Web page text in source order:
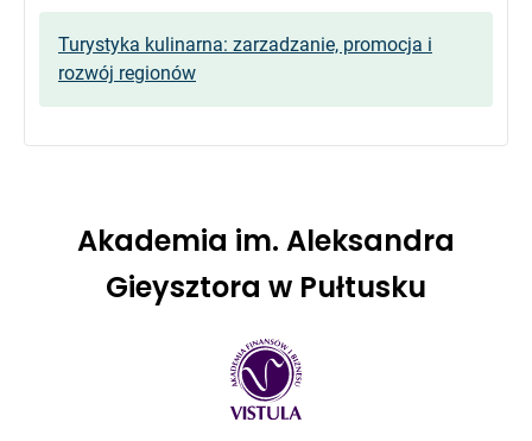
Turystyka kulinarna: zarzadzanie, promocja i
rozwój regionów
Akademia im. Aleksandra
Gieysztora w Pułtusku